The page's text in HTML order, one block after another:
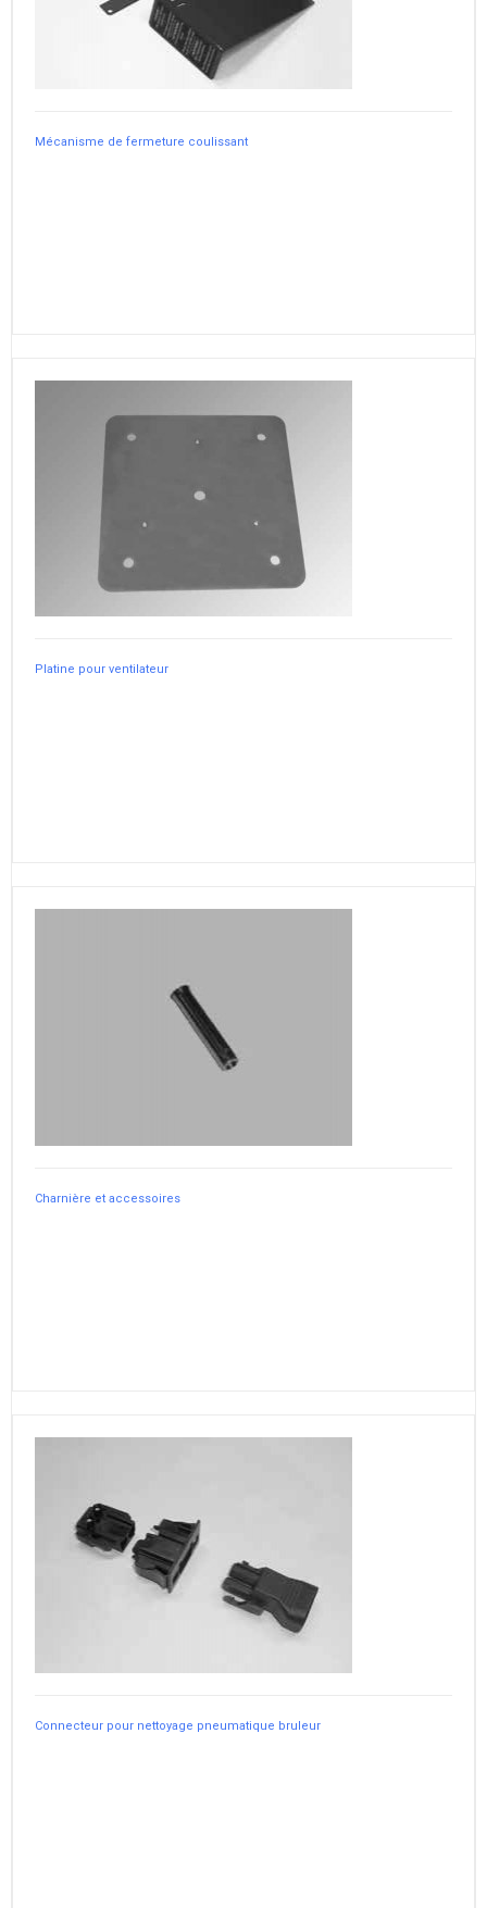
Mécanisme de fermeture coulissant
Platine pour ventilateur
Charnière et accessoires
Connecteur pour nettoyage pneumatique bruleur